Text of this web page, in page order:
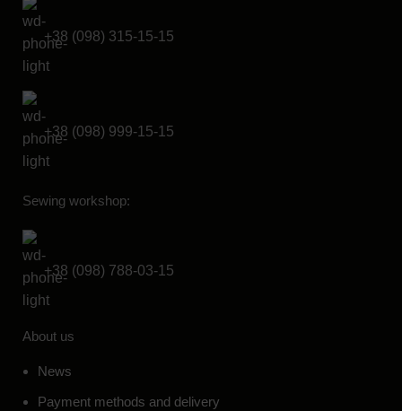
+38 (098) 315-15-15
+38 (098) 999-15-15
Sewing workshop:
+38 (098) 788-03-15
About us
News
Payment methods and delivery